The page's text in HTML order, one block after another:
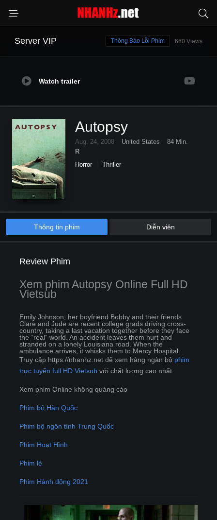
Server VIP 660 Views
Thông Báo Lỗi Phim
Watch trailer
Autopsy
Aug. 24, 2008 United States
84 Min.
R
Horror
Thriller
Thông tin phim Diễn viên
Review Phim
Xem phim Autopsy Online Full HD
Vietsub
Emily Johnson, her boyfriend Bobby and their friends
Clare and Jude are recent college grads driving cross-
country, taking a last vacation together before they face
the “real” world. An accident leaves them hurt and
stranded on a lonely Louisiana road. When the
ambulance arrives, it whisks them to Mercy Hospital.
Truy cập https://nhanhz.net để xem hàng ngàn bộ phim
trực tuyến full HD Vietsub với chất lượng cao nhất
Xem phim Online không quảng cáo
Phim bộ Hàn Quốc
Phim bộ ngôn tình Trung Quốc
Phim Hoạt Hình
Phim lẻ
Phim Hành động 2021